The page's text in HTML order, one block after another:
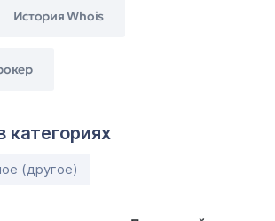
История Whois
категориях
(другое)